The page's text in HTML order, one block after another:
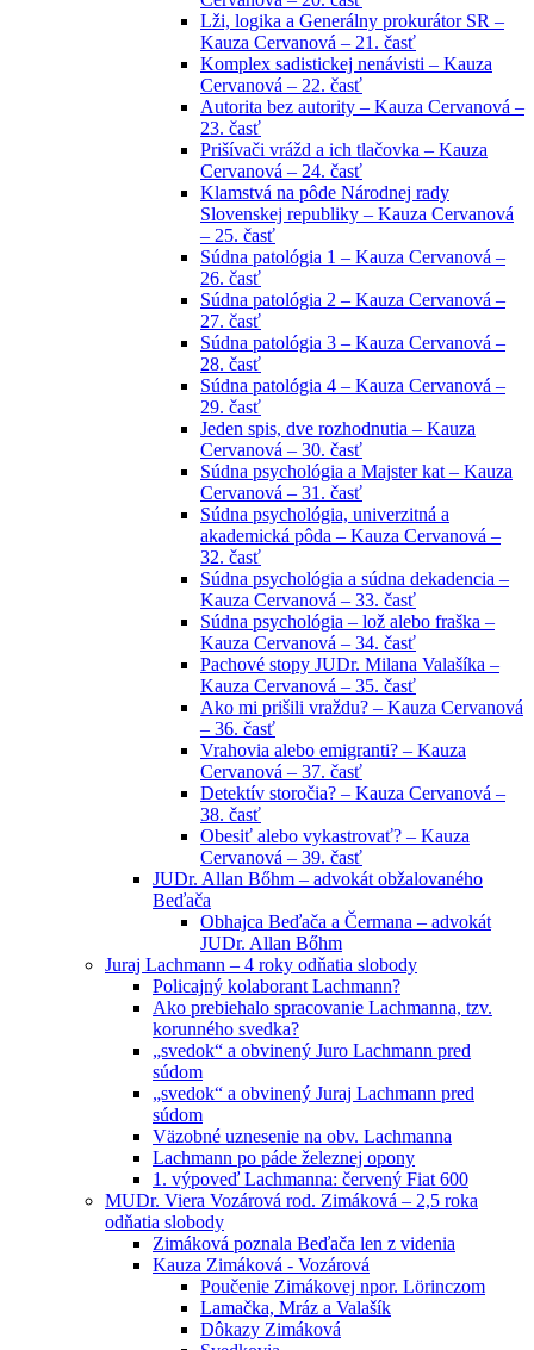
Lži, logika a Generálny prokurátor SR –
Kauza Cervanová – 21. časť
Komplex sadistickej nenávisti – Kauza
Cervanová – 22. časť
Autorita bez autority – Kauza Cervanová –
23. časť
Prišívači vrážd a ich tlačovka – Kauza
Cervanová – 24. časť
Klamstvá na pôde Národnej rady
Slovenskej republiky – Kauza Cervanová
– 25. časť
Súdna patológia 1 – Kauza Cervanová –
26. časť
Súdna patológia 2 – Kauza Cervanová –
27. časť
Súdna patológia 3 – Kauza Cervanová –
28. časť
Súdna patológia 4 – Kauza Cervanová –
29. časť
Jeden spis, dve rozhodnutia – Kauza
Cervanová – 30. časť
Súdna psychológia a Majster kat – Kauza
Cervanová – 31. časť
Súdna psychológia, univerzitná a
akademická pôda – Kauza Cervanová –
32. časť
Súdna psychológia a súdna dekadencia –
Kauza Cervanová – 33. časť
Súdna psychológia – lož alebo fraška –
Kauza Cervanová – 34. časť
Pachové stopy JUDr. Milana Valašíka –
Kauza Cervanová – 35. časť
Ako mi prišili vraždu? – Kauza Cervanová
– 36. časť
Vrahovia alebo emigranti? – Kauza
Cervanová – 37. časť
Detektív storočia? – Kauza Cervanová –
38. časť
Obesiť alebo vykastrovať? – Kauza
Cervanová – 39. časť
JUDr. Allan Bőhm – advokát obžalovaného
Beďača
Obhajca Beďača a Čermana – advokát
JUDr. Allan Bőhm
Juraj Lachmann – 4 roky odňatia slobody
Policajný kolaborant Lachmann?
Ako prebiehalo spracovanie Lachmanna, tzv.
korunného svedka?
„svedok“ a obvinený Juro Lachmann pred
súdom
„svedok“ a obvinený Juraj Lachmann pred
súdom
Väzobné uznesenie na obv. Lachmanna
Lachmann po páde železnej opony
1. výpoveď Lachmanna: červený Fiat 600
MUDr. Viera Vozárová rod. Zimáková – 2,5 roka
odňatia slobody
Zimáková poznala Beďača len z videnia
Kauza Zimáková - Vozárová
Poučenie Zimákovej npor. Lörinczom
Lamačka, Mráz a Valašík
Dôkazy Zimáková